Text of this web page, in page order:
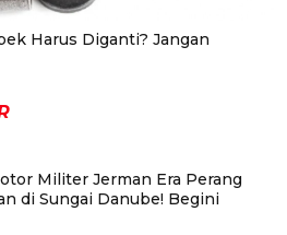
Harus Diganti? Jangan
Militer Jerman Era Perang
di Sungai Danube! Begini